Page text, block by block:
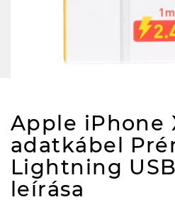
Apple iPhone
adatkábel
Lightning
leírása